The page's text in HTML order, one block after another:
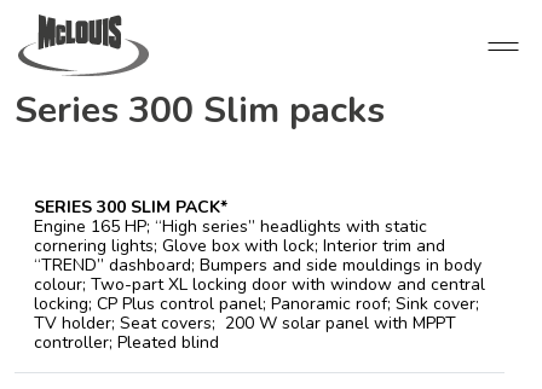
Series 300 Slim packs
SERIES 300 SLIM PACK*
Engine 165 HP; “High series” headlights with static
cornering lights; Glove box with lock; Interior trim and
“TREND” dashboard; Bumpers and side mouldings in body
colour; Two-part XL locking door with window and central
locking; CP Plus control panel; Panoramic roof; Sink cover;
TV holder; Seat covers; 200 W solar panel with MPPT
controller; Pleated blind